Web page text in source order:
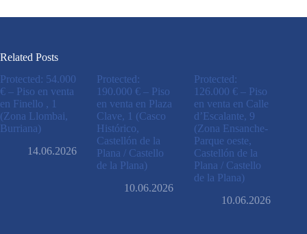
Related Posts
Protected: 54.000
€ – Piso en venta
en Finello , 1
(Zona Llombai,
Burriana)
14.06.2026
Protected:
190.000 € – Piso
en venta en Plaza
Clave, 1 (Casco
Histórico,
Castellón de la
Plana / Castello
de la Plana)
10.06.2026
Protected:
126.000 € – Piso
en venta en Calle
d’Escalante, 9
(Zona Ensanche-
Parque oeste,
Castellón de la
Plana / Castello
de la Plana)
10.06.2026